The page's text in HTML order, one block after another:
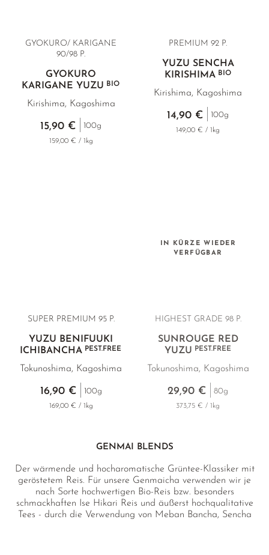
GYOKURO/ KARIGANE
90/98 P.
GYOKURO
KARIGANE YUZUBIO
Kirishima, Kagoshima
15,90 € 100g
159,00 € / 1kg
PREMIUM92 P.
YUZU SENCHA
KIRISHIMA BIO
Kirishima, Kagoshima
14,90 € 100g
149,00 € / 1kg
SUPER PREMIUM 95 P.
YUZU BENIFUUKI
ICHIBANCHAPEST.FREE
Tokunoshima, Kagoshima
16,90 € 100g
169,00 € / 1kg
IN KÜRZE WIEDER
VERFÜGBAR
HIGHEST GRADE 98 P.
SUNROUGE RED
YUZU PEST.FREE
Tokunoshima, Kagoshima
29,90 € 80g
373,75 € / 1kg
GENMAI BLENDS
Der wärmende und hocharomatische Grüntee-Klassiker mit
geröstetem Reis. Für unsere Genmaicha verwenden wir je
nach Sorte hochwertigen Bio-Reis bzw. besonders
schmackhaften Ise Hikari Reis und äußerst hochqualitative
Tees - durch die Verwendung von Meban Bancha, Sencha